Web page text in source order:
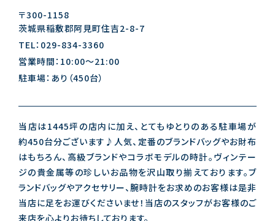
〒300-1158
茨城県稲敷郡阿見町住吉2-8-7
TEL：029-834-3360
営業時間：10:00～21:00
駐車場：あり（450台）
当店は1445坪の店内に加え、とてもゆとりのある駐車場が
約450台分ございます♪人気、定番のブランドバッグやお財布
はもちろん、高級ブランドやコラボモデルの時計。ヴィンテー
ジの貴金属等の珍しいお品物を沢山取り揃えております。ブ
ランドバッグやアクセサリー、腕時計をお求めのお客様は是非
当店に足をお運びくださいませ！当店のスタッフがお客様のご
来店を心よりお待ちしております。